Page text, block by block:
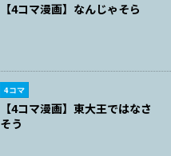
【4コマ漫画】なんじゃそら
4コマ
【4コマ漫画】東大王ではなさ
そう